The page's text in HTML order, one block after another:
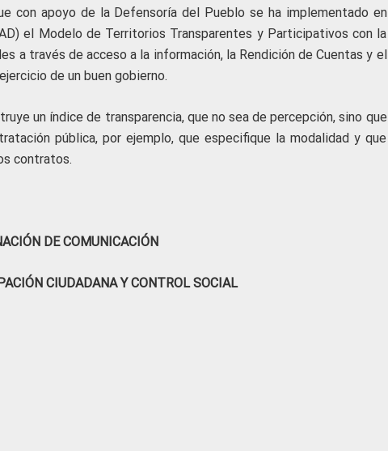
con apoyo de la Defensoría del Pueblo se ha implementado en
el Modelo de Territorios Transparentes y Participativos con la
a través de acceso a la información, la Rendición de Cuentas y el
de un buen gobierno.
un índice de transparencia, que no sea de percepción, sino que
pública, por ejemplo, que especifique la modalidad y que
contratos.
DE COMUNICACIÓN
CIUDADANA Y CONTROL SOCIAL